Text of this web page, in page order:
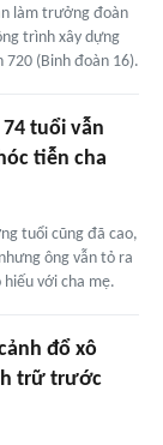
làm trưởng đoàn
trình xây dựng
(Binh đoàn 16).
tuổi vẫn
tiễn cha
tuổi cũng đã cao,
ông vẫn tỏ ra
hiếu với cha mẹ.
đổ xô
trữ trước